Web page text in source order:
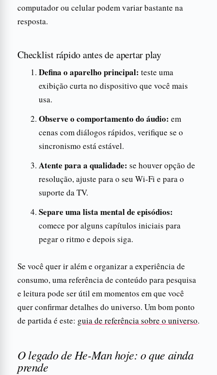
computador ou celular podem variar bastante na
resposta.
Checklist rápido antes de apertar play
Defina o aparelho principal: teste uma
exibição curta no dispositivo que você mais
usa.
Observe o comportamento do áudio: em
cenas com diálogos rápidos, verifique se o
sincronismo está estável.
Atente para a qualidade: se houver opção de
resolução, ajuste para o seu Wi-Fi e para o
suporte da TV.
Separe uma lista mental de episódios:
comece por alguns capítulos iniciais para
pegar o ritmo e depois siga.
Se você quer ir além e organizar a experiência de
consumo, uma referência de conteúdo para pesquisa
e leitura pode ser útil em momentos em que você
quer confirmar detalhes do universo. Um bom ponto
de partida é este: guia de referência sobre o universo.
O legado de He-Man hoje: o que ainda
prende